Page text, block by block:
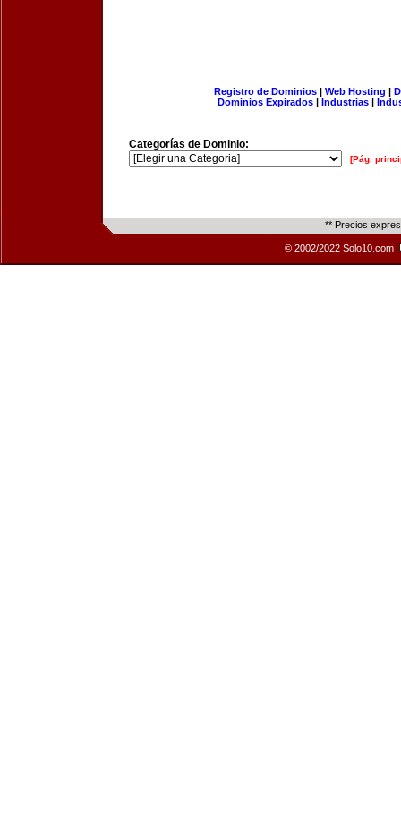
Registro de Dominios| Web Hosting |
Dominios Expirados | Industrias |
Categorías de Dominio:
[Pág.
** Precios
© 2002/2022 Solo10.com